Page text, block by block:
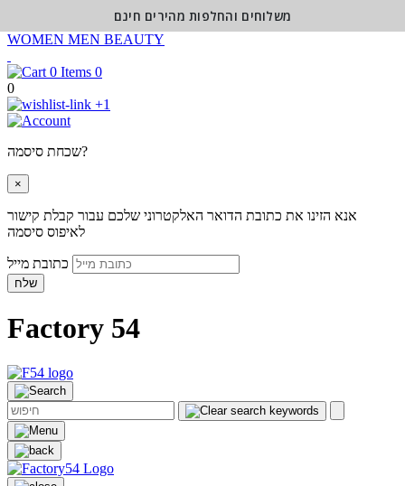
WOMEN MEN BEAUTY
0
0
+1
שכחת סיסמה?
×
אנא הזינו את כתובת הדואר האלקטרוני שלכם עבור קבלת קישור
לאיפוס סיסמה
שלח
Factory 54
משלוחים והחלפות מהירים חינם